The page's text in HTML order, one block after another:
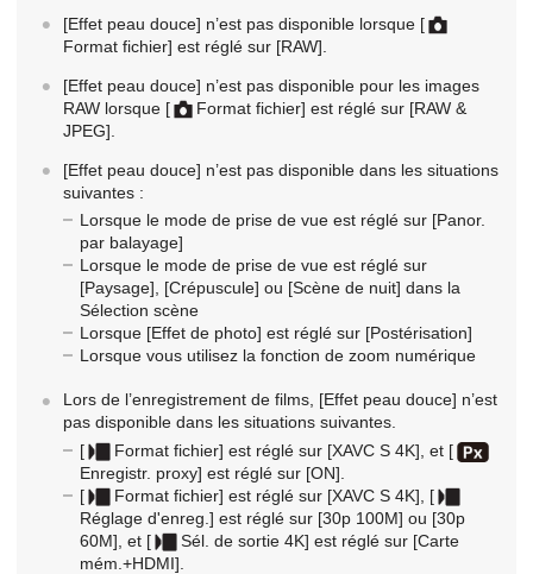
[Effet peau douce] n’est pas disponible lorsque [
Format fichier] est réglé sur [RAW].
[Effet peau douce] n’est pas disponible pour les images
RAW lorsque [
Format fichier] est réglé sur [RAW &
JPEG].
[Effet peau douce] n’est pas disponible dans les situations
suivantes :
Lorsque le mode de prise de vue est réglé sur [Panor.
par balayage]
Lorsque le mode de prise de vue est réglé sur
[Paysage]
[Crépuscule] ou [Scène de nuit] dans la
Sélection scène
Lorsque [Effet de photo] est réglé sur [Postérisation]
Lorsque vous utilisez la fonction de zoom numérique
Lors de l’enregistrement de films, [Effet peau douce] n’est
pas disponible dans les situations suivantes.
[
Format fichier] est réglé sur [XAVC S 4K], et [
Enregistr. proxy] est réglé sur [ON].
[
Format fichier] est réglé sur [XAVC S 4K], [
Réglage d'enreg.] est réglé sur [30p 100M] ou [30p
60M], et [
Sél. de sortie 4K] est réglé sur [Carte
mém.+HDMI].